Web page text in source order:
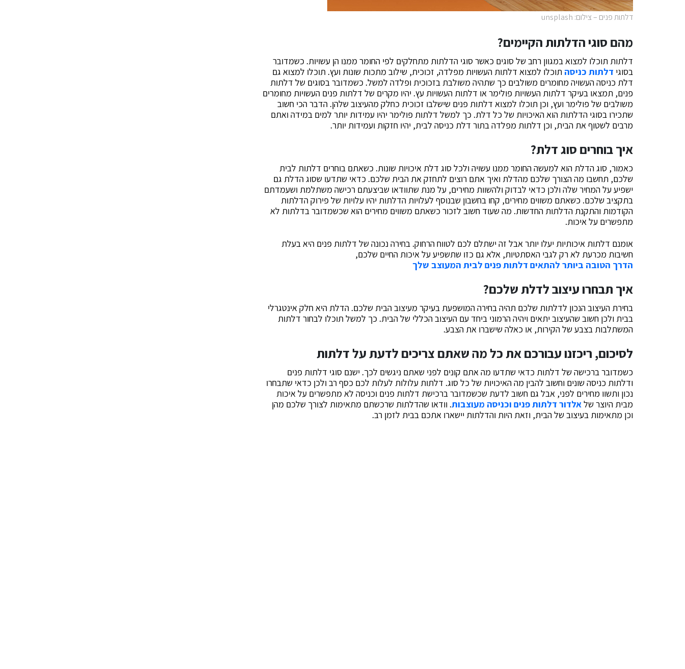
דלתות פנים – צילום: unsplash
מהם סוגי הדלתות הקיימים?
דלתות תוכלו למצוא במגוון רחב של סוגים כאשר סוגי הדלתות מתחלקים לפי החומר ממנו הן עשויות. כשמדובר
בסוגי דלתות כניסה תוכלו למצוא דלתות העשויות מפלדה, זכוכית, שילוב מתכות שונות ועץ. תוכלו למצוא גם
דלת כניסה העשויה מחומרים משולבים כך שתהיה משולבת בזכוכית ופלדה למשל. כשמדובר בסוגים של דלתות
פנים, תמצאו בעיקר דלתות העשויות פולימר או דלתות העשויות עץ. יהיו מקרים של דלתות פנים העשויות מחומרים
משולבים של פולימר ועץ, וכן תוכלו למצוא דלתות פנים שישלבו זכוכית כחלק מהעיצוב שלהן. הדבר הכי חשוב
שתכירו בסוגי הדלתות הוא האיכויות של כל דלת. כך למשל דלתות פולימר יהיו עמידות יותר למים במידה ואתם
מרבים לשטוף את הבית, וכן דלתות מפלדה בתור דלת כניסה לבית, יהיו חזקות ועמידות יותר.
איך בוחרים סוג דלת?
כאמור, סוג הדלת הוא למעשה החומר ממנו עשויה ולכל סוג דלת איכויות שונות. כשאתם בוחרים דלתות לבית
שלכם, תחשבו מה הצורך שלכם מהדלת ואיך אתם רוצים לתחזק את הבית שלכם. כדאי שתדעו שסוג הדלת גם
ישפיע על המחיר שלה ולכן כדאי לבדוק ולהשוות מחירים, על מנת שתוודאו שביצעתם רכישה משתלמת ושעמדתם
בתקציב שלכם. כשאתם משווים מחירים, קחו בחשבון שבנוסף לעלויות הדלתות יהיו עלויות של פירוק הדלתות
הקודמות והתקנת הדלתות החדשות. מה שעוד חשוב לזכור כשאתם משווים מחירים הוא שכשמדובר בדלתות לא
מתפשרים על איכות.
אומנם דלתות איכותיות יעלו יותר אבל זה ישתלם לכם לטווח הרחוק. בחירה נכונה של דלתות פנים היא בעלת
חשיבות מכרעת לא רק לגבי האסתטיות, אלא גם כזו שתשפיע על איכות החיים שלכם,
הדרך הטובה ביותר להתאים דלתות פנים לבית המעוצב שלך
איך תבחרו עיצוב לדלת שלכם?
בחירת העיצוב הנכון לדלתות שלכם תהיה בחירה המושפעת בעיקר מעיצוב הבית שלכם. הדלת היא חלק אינטגרלי
בבית ולכן חשוב שהעיצוב יתאים ויהיה הרמוני ביחד עם העיצוב הכללי של הבית. כך למשל תוכלו לבחור דלתות
המשתלבות בצבע של הקירות, או כאלה שישברו את הצבע.
לסיכום, ריכזנו עבורכם את כל מה שאתם צריכים לדעת על דלתות
כשמדובר ברכישה של דלתות כדאי שתדעו מה אתם קונים לפני שאתם ניגשים לכך. ישנם סוגי דלתות פנים
ודלתות כניסה שונים וחשוב להבין מה האיכויות של כל סוג. דלתות עלולות לעלות לכם כסף רב ולכן כדאי שתבחרו
נכון ותשוו מחירים לפני, אבל גם חשוב לדעת שכשמדובר ברכישת דלתות פנים וכניסה לא מתפשרים על איכות
מבית היוצר שלאלדור דלתות פנים וכניסה מעוצבות. וודאו שהדלתות שרכשתם מתאימות לצורך שלכם מהן
וכן מתאימות בעיצוב של הבית, וזאת היות והדלתות יישארו אתכם בבית לזמן רב.